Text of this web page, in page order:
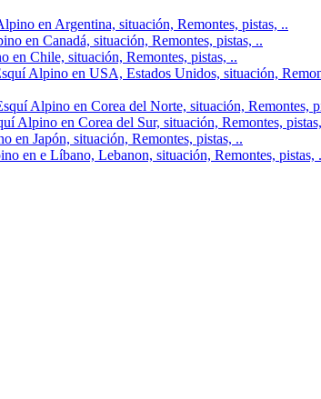
en Argentina, situación, Remontes, pistas, ..
en Canadá, situación, Remontes, pistas, ..
en Chile, situación, Remontes, pistas, ..
Alpino en USA, Estados Unidos, situación,
Alpino en Corea del Norte, situación, Remontes,
Alpino en Corea del Sur, situación, Remontes,
en Japón, situación, Remontes, pistas, ..
en e Líbano, Lebanon, situación, Remontes, pistas,